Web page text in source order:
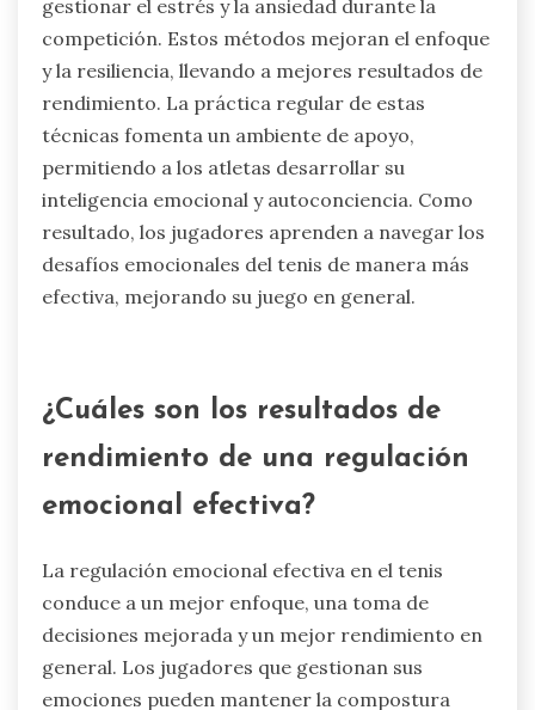
regulación emocional implementando técnicas
estructuradas que mejoran los mecanismos de
afrontamiento de los atletas. Utilizan
estrategias como la atención plena, la
reestructuración cognitiva y ejercicios de
respiración para ayudar a los jugadores a
gestionar el estrés y la ansiedad durante la
competición. Estos métodos mejoran el enfoque
y la resiliencia, llevando a mejores resultados de
inteligencia emocional y autoconciencia. Como
resultado, los jugadores aprenden a navegar los
desafíos emocionales del tenis de manera más
efectiva, mejorando su juego en general.
¿Cuáles son los resultados de
rendimiento de una regulación